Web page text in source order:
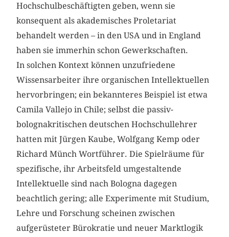
Hochschulbeschäftigten geben, wenn sie
konsequent als akademisches Proletariat
behandelt werden – in den USA und in England
haben sie immerhin schon Gewerkschaften.
In solchen Kontext können unzufriedene
Wissensarbeiter ihre organischen Intellektuellen
hervorbringen; ein bekannteres Beispiel ist etwa
Camila Vallejo in Chile; selbst die passiv-
bolognakritischen deutschen Hochschullehrer
hatten mit Jürgen Kaube, Wolfgang Kemp oder
Richard Münch Wortführer. Die Spielräume für
spezifische, ihr Arbeitsfeld umgestaltende
Intellektuelle sind nach Bologna dagegen
beachtlich gering; alle Experimente mit Studium,
Lehre und Forschung scheinen zwischen
aufgerüsteter Bürokratie und neuer Marktlogik